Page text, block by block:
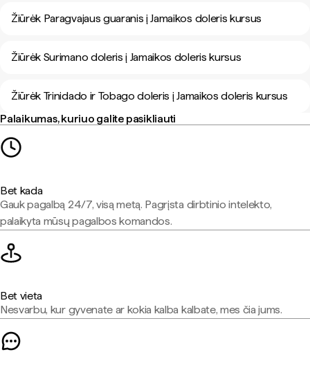
Žiūrėk Paragvajaus guaranis į Jamaikos doleris kursus
Žiūrėk Surimano doleris į Jamaikos doleris kursus
Žiūrėk Trinidado ir Tobago doleris į Jamaikos doleris kursus
Palaikumas, kuriuo galite pasikliauti
Bet kada
Gauk pagalbą 24/7, visą metą. Pagrįsta dirbtinio intelekto,
palaikyta mūsų pagalbos komandos.
Bet vieta
Nesvarbu, kur gyvenate ar kokia kalba kalbate, mes čia jums.